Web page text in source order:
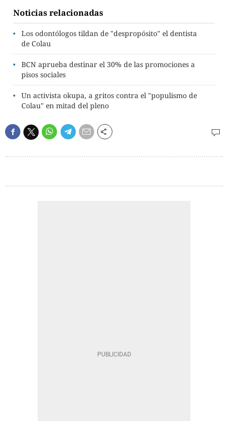
Noticias relacionadas
Los odontólogos tildan de "despropósito" el dentista
de Colau
BCN aprueba destinar el 30% de las promociones a
pisos sociales
Un activista okupa, a gritos contra el "populismo de
Colau" en mitad del pleno